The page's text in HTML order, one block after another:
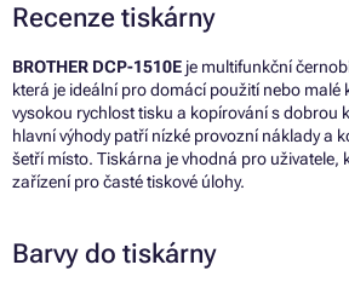
Recenze tiskárny
BROTHER DCP-1510E je multifunkční
která je ideální pro domácí použití nebo malé
vysokou rychlost tisku a kopírování s dobrou
hlavní výhody patří nízké provozní náklady a
šetří místo. Tiskárna je vhodná pro uživatele,
zařízení pro časté tiskové úlohy.
Barvy do tiskárny